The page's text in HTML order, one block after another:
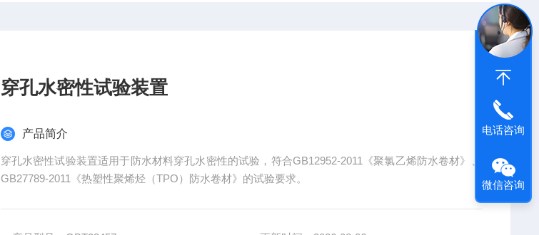
穿孔水密性试验装置
产品简介
穿孔水密性试验装置适用于防水材料穿孔水密性的试验，符合GB12952-2011《聚氯乙烯防水卷材》、
GB27789-2011《热塑性聚烯烃（TPO）防水卷材》的试验要求。
电话咨询
微信咨询